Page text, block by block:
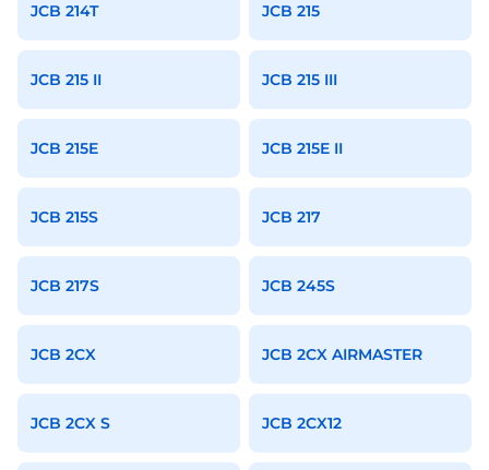
JCB 214T JCB 215
JCB 215 II JCB 215 III
JCB 215E JCB 215E II
JCB 215S JCB 217
JCB 217S JCB 245S
JCB 2CX JCB 2CX AIRMASTER
JCB 2CX S JCB 2CX12